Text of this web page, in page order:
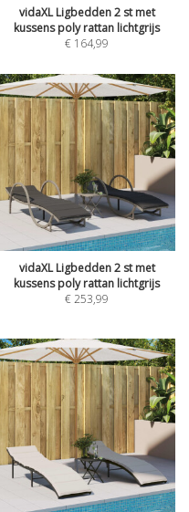
vidaXL Ligbedden 2 st met
kussens poly rattan lichtgrijs
€ 164,99
vidaXL Ligbedden 2 st met
kussens poly rattan lichtgrijs
€253,99